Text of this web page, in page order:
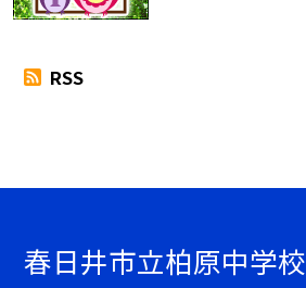
RSS
春日井市立柏原中学校